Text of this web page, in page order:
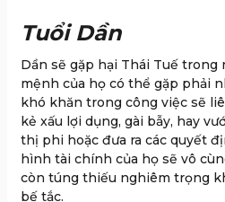
Tuổi Dần
Dần sẽ gặp hại Thái Tuế trong
mệnh của họ có thể gặp phải
khó khăn trong công việc sẽ
kẻ xấu lợi dụng, gài bẫy, hay
thị phi hoặc đưa ra các quyết
hình tài chính của họ sẽ vô
còn túng thiếu nghiêm trọng
bế tắc.